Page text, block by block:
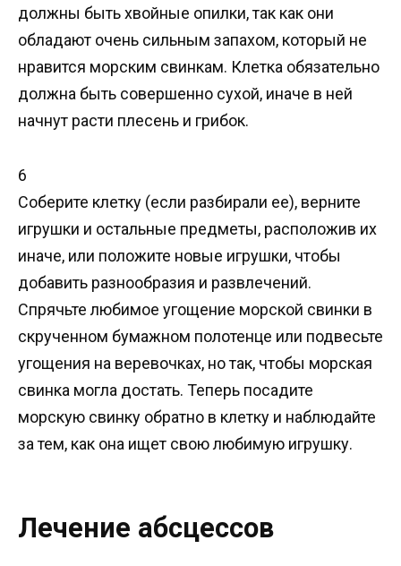
должны быть хвойные опилки, так как они
обладают очень сильным запахом, который не
нравится морским свинкам. Клетка обязательно
должна быть совершенно сухой, иначе в ней
начнут расти плесень и грибок.
6
Соберите клетку (если разбирали ее), верните
игрушки и остальные предметы, расположив их
иначе, или положите новые игрушки, чтобы
добавить разнообразия и развлечений.
Спрячьте любимое угощение морской свинки в
скрученном бумажном полотенце или подвесьте
угощения на веревочках, но так, чтобы морская
свинка могла достать. Теперь посадите
морскую свинку обратно в клетку и наблюдайте
за тем, как она ищет свою любимую игрушку.
Лечение абсцессов